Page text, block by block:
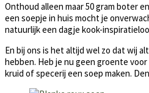
Onthoud alleen maar 50 gram boter
een soepje in huis mocht je
natuurlijk een dagje kook-
En bij ons is het altijd wel zo dat wij
hebben. Heb je nu geen groente
kruid of specerij een soep maken.